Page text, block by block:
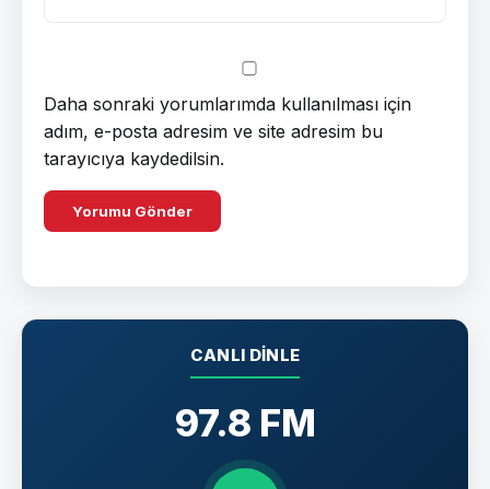
Daha sonraki yorumlarımda kullanılması için
adım, e-posta adresim ve site adresim bu
tarayıcıya kaydedilsin.
CANLI DINLE
97.8 FM